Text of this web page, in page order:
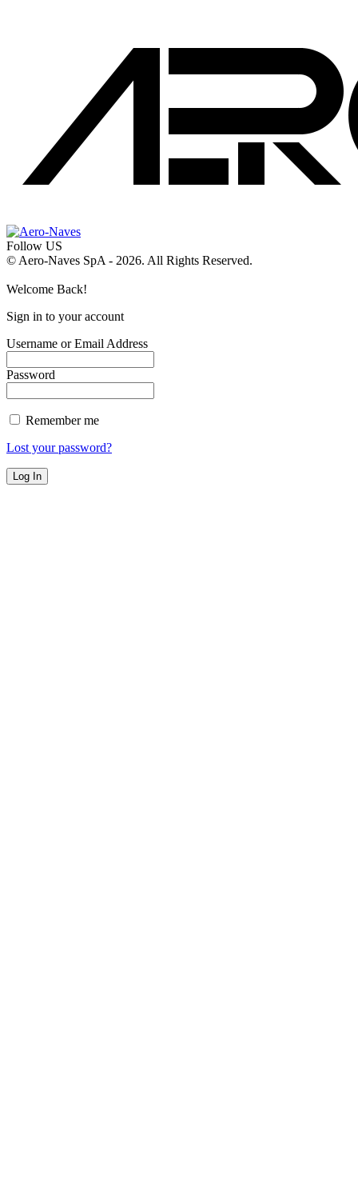
Follow US
© Aero-Naves SpA - 2026. All Rights Reserved.
Welcome Back!
Sign in to your account
Username or Email Address
Password
Remember me
Lost your password?